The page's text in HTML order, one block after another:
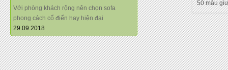
Với phòng khách rộng nên chọn sofa
phong cách cổ điển hay hiện đại
29.09.2018
50 mẫu